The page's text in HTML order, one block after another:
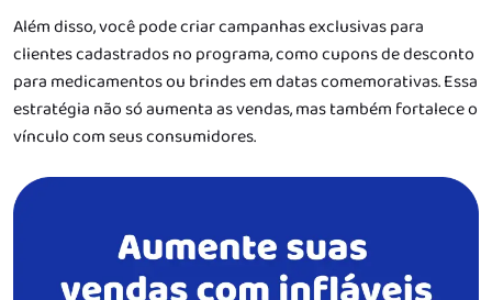
Além disso, você pode criar campanhas exclusivas para
clientes cadastrados no programa, como cupons de desconto
para medicamentos ou brindes em datas comemorativas. Essa
estratégia não só aumenta as vendas, mas também fortalece o
vínculo com seus consumidores.